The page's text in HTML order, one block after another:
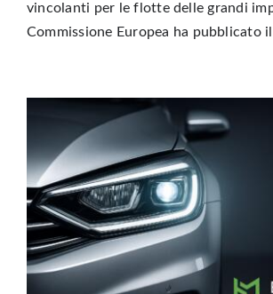
vincolanti per le flotte delle grandi
Commissione Europea ha pubblicato